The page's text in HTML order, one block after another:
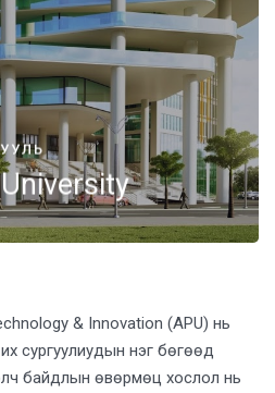
& Innovation (APU) нь
их сургуулиудын нэг бөгөөд
байдлын өвөрмөц хослол нь